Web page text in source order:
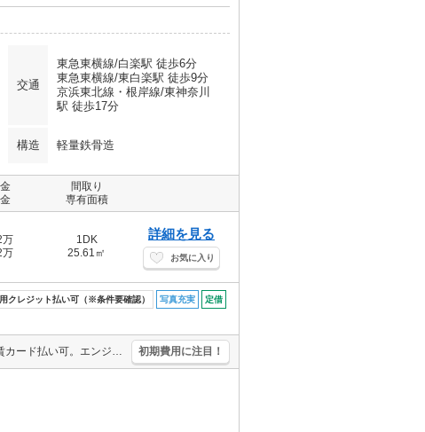
交通
東急東横線/白楽駅 徒歩6分
東急東横線/東白楽駅 徒歩9分
京浜東北線・根岸線/東神奈川
駅 徒歩17分
構造 軽量鉄骨造
間取り
専有面積
万
万
1DK
25.61㎡
詳細を見る
お気に入り
クレジット払い可（※条件要確認） 写真充実 定借
定期借家契約2年間。女性限定。バス・トイレ別。初期費用・家賃カード払い可。エンジョイプラン加入可 1,500円/月。女性におすすめ。バス・トイレ別。給湯付き。 初期費用に注目！